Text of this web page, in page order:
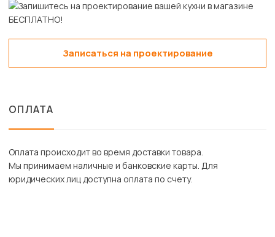
Записаться на проектирование
ОПЛАТА
Оплата происходит во время доставки товара.
Мы принимаем наличные и банковские карты. Для
юридических лиц доступна оплата по счету.